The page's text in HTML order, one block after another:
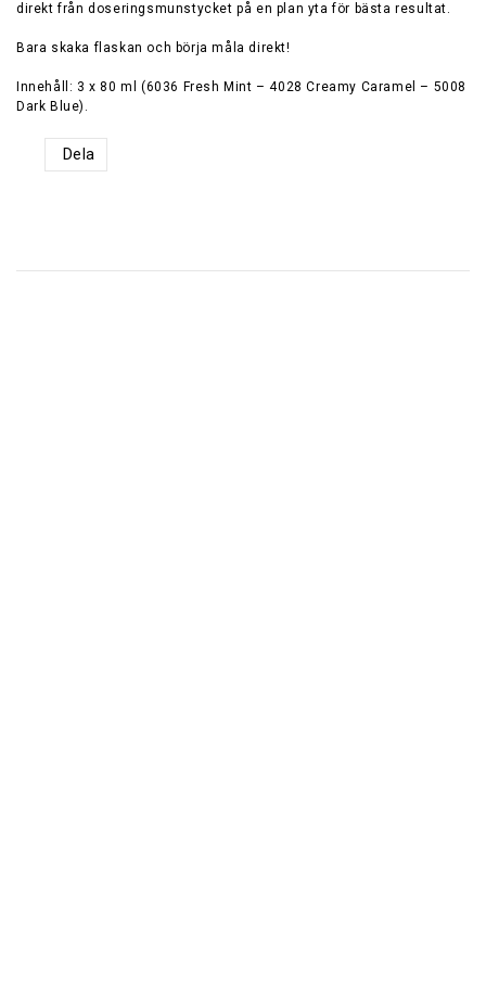
direkt från doseringsmunstycket på en plan yta för bästa resultat.
Bara skaka flaskan och börja måla direkt!
Innehåll: 3 x 80 ml (6036 Fresh Mint – 4028 Creamy Caramel – 5008
Dark Blue).
Dela